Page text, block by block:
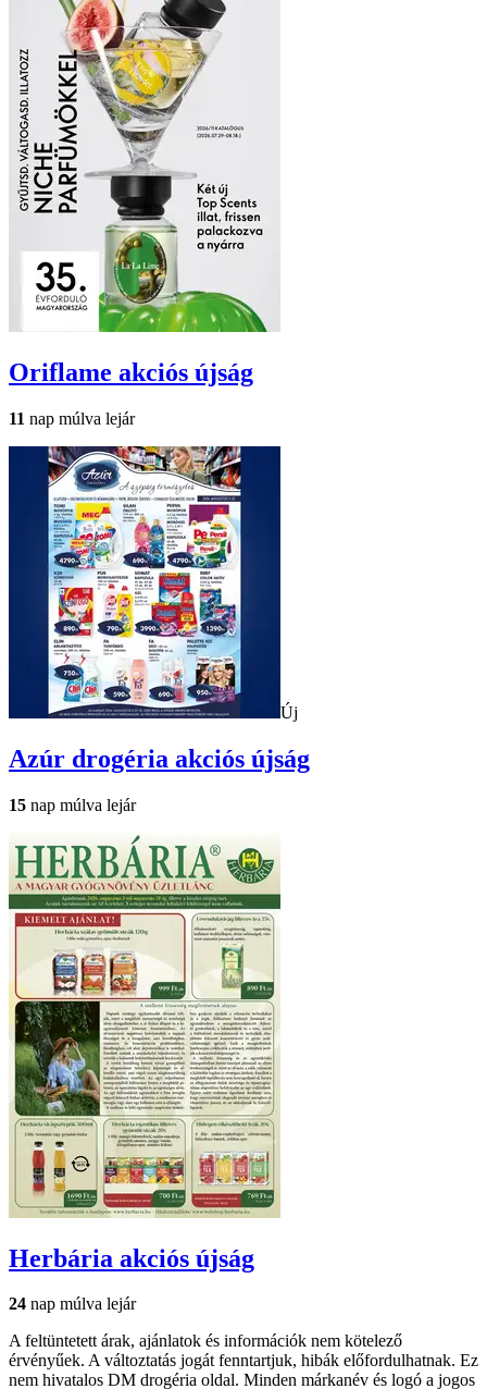
Oriflame akciós újság
11 nap múlva lejár
Új
Azúr drogéria akciós újság
15 nap múlva lejár
Herbária akciós újság
24 nap múlva lejár
A feltüntetett árak, ajánlatok és információk nem kötelező
érvényűek. A változtatás jogát fenntartjuk, hibák előfordulhatnak. Ez
nem hivatalos DM drogéria oldal. Minden márkanév és logó a jogos